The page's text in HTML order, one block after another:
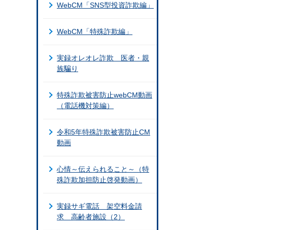
WebCM「SNS型投資詐欺編」
WebCM「特殊詐欺編」
実録オレオレ詐欺 医者・親
族騙り
特殊詐欺被害防止webCM動画
（電話機対策編）
令和5年特殊詐欺被害防止CM
動画
心情～伝えられること～（特
殊詐欺加担防止啓発動画）
実録サギ電話 架空料金請
求 高齢者施設（2）